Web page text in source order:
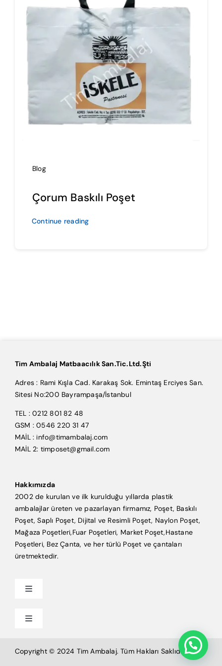
İmalat
Blog
Çorum Baskılı Poşet
Continue reading
Tim Ambalaj Matbaacılık San.Tic.Ltd.Şti
Adres : Rami Kışla Cad. Karakaş Sok. Emintaş Erciyes San.
Sitesi No:200 Bayrampaşa/İstanbul
TEL : 0212 801 82 48
GSM : 0546 220 31 47
MAİL : info@timambalaj.com
MAİL 2: timposet@gmail.com
Hakkımızda
2002 de kurulan ve ilk kurulduğu yıllarda plastik
ambalajlar üreten ve pazarlayan firmamız, Poşet, Baskılı
Poşet, Saplı Poşet, Dijital ve Resimli Poşet, Naylon Poşet,
Mağaza Poşetleri,Fuar Poşetleri, Market Poşet,Hastane
Poşetleri, Bez Çanta, ve her türlü Poşet ve çantaları
üretmektedir.
Toggle
Anasayfa
Tim Ambalaj
Toggle
Copyright © 2024 Tim Ambalaj. Tüm Hakları Saklıdır.